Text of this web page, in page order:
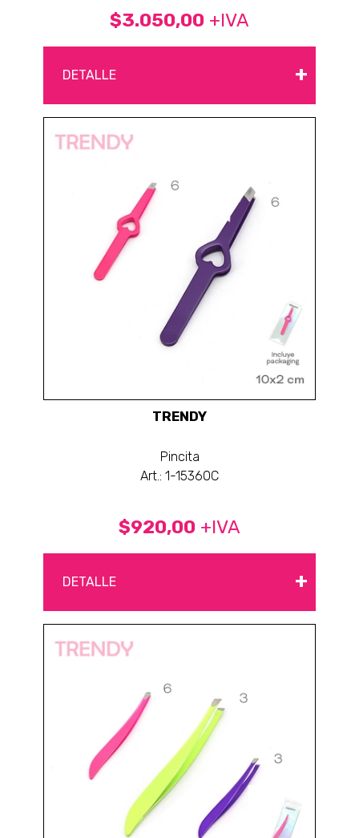
$3.050,00 +IVA
DETALLE +
TRENDY
Pincita
Art.: 1-15360C
$920,00 +IVA
DETALLE +